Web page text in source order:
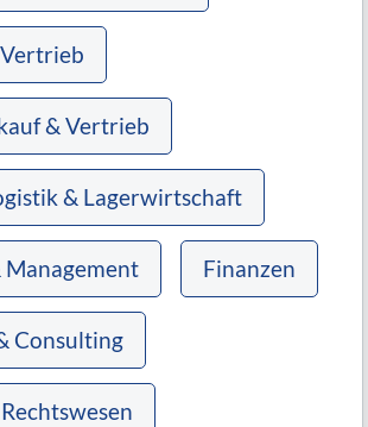
& Vertrieb
& Lagerwirtschaft
Management Finanzen
Consulting